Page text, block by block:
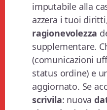
imputabile alla
azzera i tuoi
ragionevolezza
supplementare.
(comunicazioni
status ordine) e
aggiornato. Se
scrivila: nuova